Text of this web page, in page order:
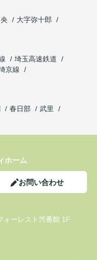
大字弥十郎
埼玉高速鉄道
京線
春日部
武里
ホーム
お問い合わせ
ォーレスト弐番館 1F